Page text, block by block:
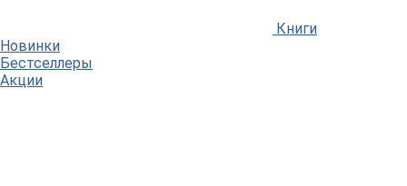
Книги
Новинки
Бестселлеры
Акции